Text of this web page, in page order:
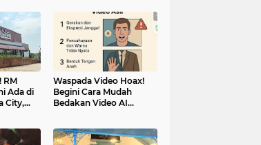
RM
Ada di
City,
Waspada Video Hoax!
Begini Cara Mudah
Bedakan Video AI